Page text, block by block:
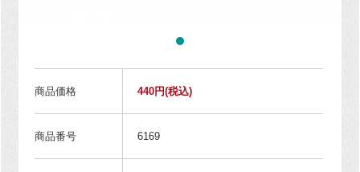
商品価格 440円(税込)
商品番号 6169